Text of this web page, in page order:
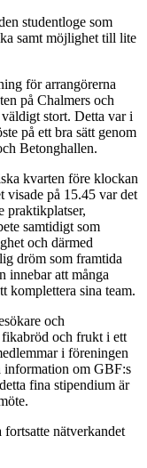
studentloge som
samt möjlighet till lite
för arrangörerna
på Chalmers och
stort. Detta var i
på ett bra sätt genom
Betonghallen.
kvarten före klockan
visade på 15.45 var det
praktikplatser,
samtidigt som
och därmed
dröm som framtida
innebar att många
komplettera sina team.
och
och frukt i ett
i föreningen
information om GBF:s
fina stipendium är
nätverkandet